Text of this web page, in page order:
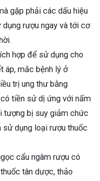
gặp phải các dấu hiệu
dụng rượu ngay và tới cơ
hợp để sử dụng cho
áp, mắc bệnh lý ở
trị ung thư bằng
tiền sử dị ứng với nấm
tượng bị suy giảm chức
sử dụng loại rượu thuốc
cẩu ngâm rượu có
tân dược, thảo